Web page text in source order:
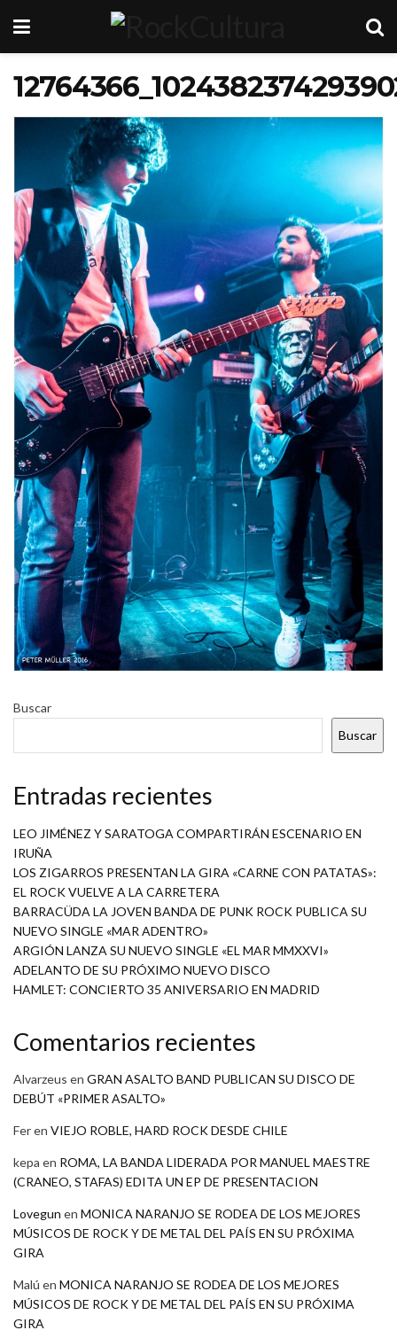
Buscar
Buscar
Entradas recientes
LEO JIMÉNEZ Y SARATOGA COMPARTIRÁN ESCENARIO EN
IRUÑA
LOS ZIGARROS PRESENTAN LA GIRA «CARNE CON PATATAS»:
EL ROCK VUELVE A LA CARRETERA
BARRACÜDA LA JOVEN BANDA DE PUNK ROCK PUBLICA SU
NUEVO SINGLE «MAR ADENTRO»
ARGIÓN LANZA SU NUEVO SINGLE «EL MAR MMXXVI»
ADELANTO DE SU PRÓXIMO NUEVO DISCO
HAMLET: CONCIERTO 35 ANIVERSARIO EN MADRID
Comentarios recientes
Alvarzeus en GRAN ASALTO BAND PUBLICAN SU DISCO DE
DEBÚT «PRIMER ASALTO»
Feren VIEJO ROBLE, HARD ROCK DESDE CHILE
kepa en ROMA, LA BANDA LIDERADA POR MANUEL MAESTRE
(CRANEO, STAFAS) EDITA UN EP DE PRESENTACION
Lovegun en MONICA NARANJO SE RODEA DE LOS MEJORES
MÚSICOS DE ROCK Y DE METAL DEL PAÍS EN SU PRÓXIMA
GIRA
Malú en MONICA NARANJO SE RODEA DE LOS MEJORES
MÚSICOS DE ROCK Y DE METAL DEL PAÍS EN SU PRÓXIMA
GIRA